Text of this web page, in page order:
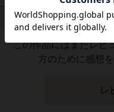
作品レビュー （関連商品
この作品にはまだレビ
方のために感想
レ